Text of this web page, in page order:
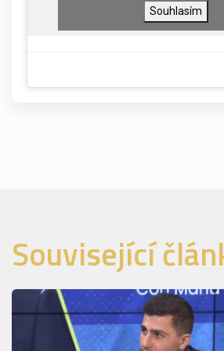
Souhlasím
Související